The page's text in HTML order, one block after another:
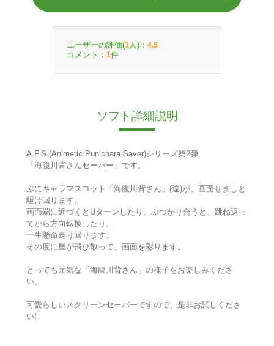
ユーザーの評価(1 人)： 4.5
コメント： 1件
ソフト詳細説明
A.P.S.(Animetic Punichara Saver)シリーズ第2弾
「海腹川背さんセーバー」です。
ぷにキャラマスコット「海腹川背さん」(達)が、画面せましと
駆け回ります。
画面端に近づくとUターンしたり、ぶつかり合うと、跳ね返っ
てから方向転換したり。
一生懸命走り回ります。
その度に星が飛び散って、画面を彩ります。
とっても元気な「海腹川背さん」の様子をお楽しみくださ
い。
可愛らしいスクリーンセーバーですので、是非お試しくださ
い!